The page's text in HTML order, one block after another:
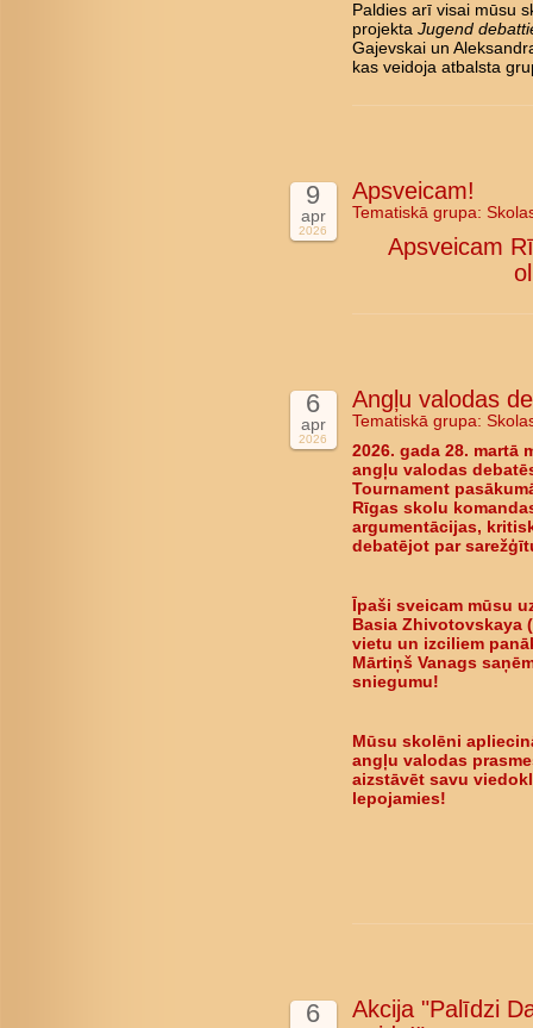
Paldies arī visai mūsu
projekta Jugend
Gajevskai un
kas veidoja atbalsta
9
apr
2026
Apsveicam!
Tematiskā grupa:
Apsveicam
6
apr
2026
Angļu valodas
Tematiskā grupa:
2026. gada 28. martā
angļu valodas
Tournament
Rīgas skolu
argumentācijas,
debatējot par
Īpaši sveicam mūsu
Basia Zhivotovskaya
vietu un izciliem
Mārtiņš Vanags
sniegumu!
Mūsu skolēni
angļu valodas
aizstāvēt savu
lepojamies!
6
Akcija "Palīdzi